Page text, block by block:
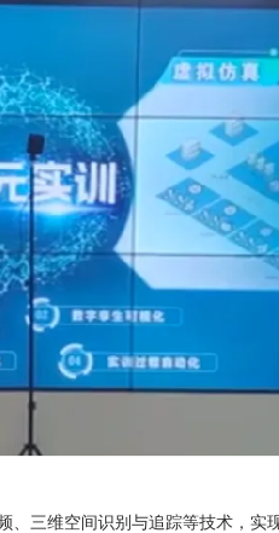
、三维空间识别与追踪等技术，